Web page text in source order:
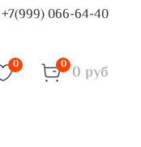
+7(999) 066-64-40
0 0 0 руб